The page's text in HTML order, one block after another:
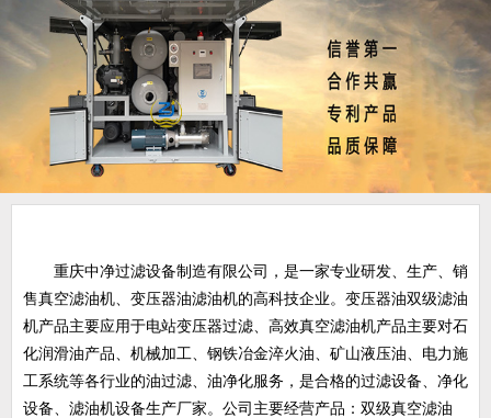
重庆中净过滤设备制造有限公司，是一家专业研发、生产、销
售真空滤油机、变压器油滤油机的高科技企业。变压器油双级滤油
机产品主要应用于电站变压器过滤、高效真空滤油机产品主要对石
化润滑油产品、机械加工、钢铁冶金淬火油、矿山液压油、电力施
工系统等各行业的油过滤、油净化服务，是合格的过滤设备、净化
设备、滤油机设备生产厂家。公司主要经营产品：双级真空滤油